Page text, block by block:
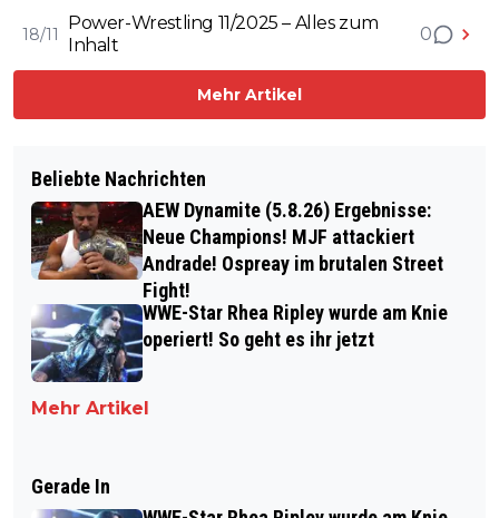
18/11
Power-Wrestling 11/2025 – Alles zum
Inhalt
0
Mehr Artikel
Beliebte Nachrichten
AEW Dynamite (5.8.26) Ergebnisse:
Neue Champions! MJF attackiert
Andrade! Ospreay im brutalen Street
Fight!
WWE-Star Rhea Ripley wurde am Knie
operiert! So geht es ihr jetzt
Mehr Artikel
Gerade In